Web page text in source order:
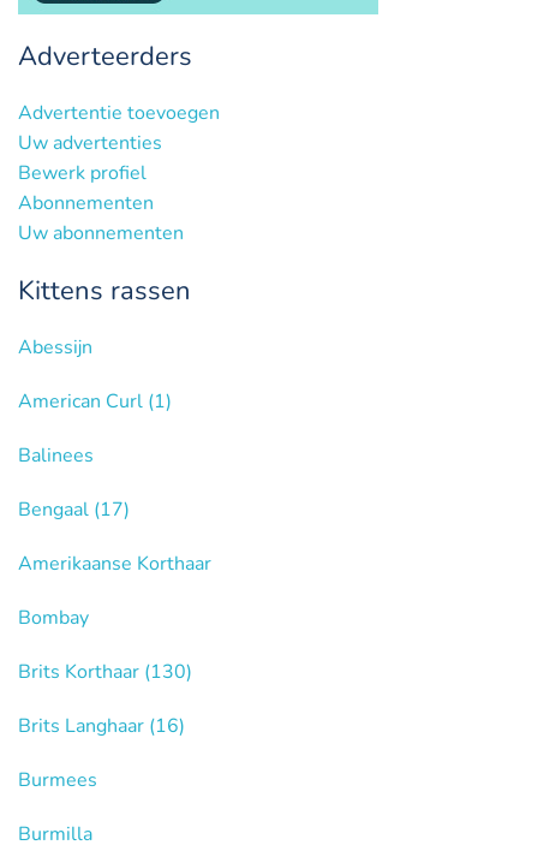
Adverteerders
Advertentie toevoegen
Uw advertenties
Bewerk profiel
Abonnementen
Uw abonnementen
Kittens rassen
Abessijn
American Curl (1)
Balinees
Bengaal (17)
Amerikaanse Korthaar
Bombay
Brits Korthaar (130)
Brits Langhaar (16)
Burmees
Burmilla